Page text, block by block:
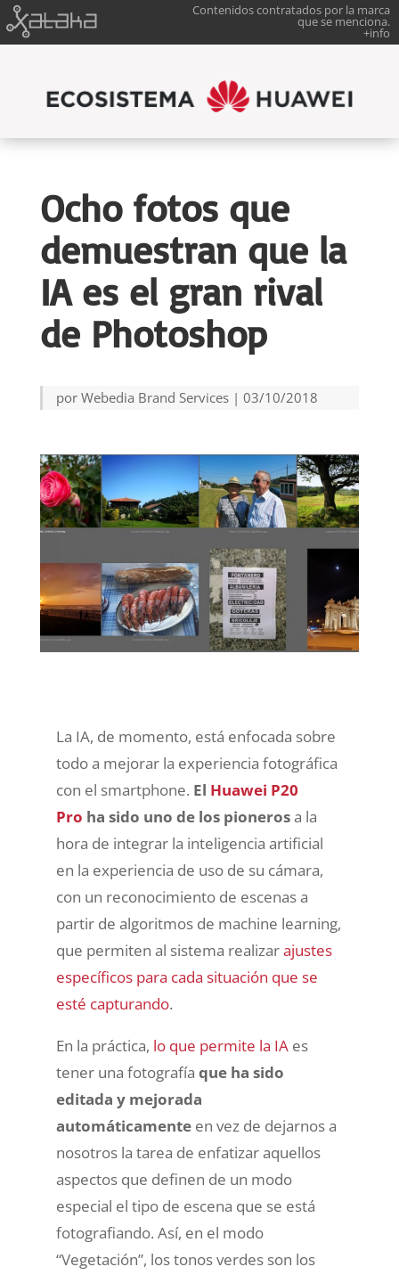
Contenidos contratados por la marca
que se menciona.
+info
Ocho fotos que
demuestran que la
IA es el gran rival
de Photoshop
por Webedia Brand Services| 03/10/2018
La IA, de momento, está enfocada sobre
todo a mejorar la experiencia fotográfica
con el smartphone. El Huawei P20
Pro ha sido uno de los pionerosa la
hora de integrar la inteligencia artificial
en la experiencia de uso de su cámara,
con un reconocimiento de escenas a
partir de algoritmos de machine learning,
que permiten al sistema realizarajustes
específicos para cada situación que se
esté capturando.
En la práctica, lo que permite la IAes
tener una fotografía que ha sido
editada y mejorada
automáticamenteen vez de dejarnos a
nosotros la tarea de enfatizar aquellos
aspectos que definen de un modo
especial el tipo de escena que se está
fotografiando. Así, en el modo
“Vegetación”, los tonos verdes son los